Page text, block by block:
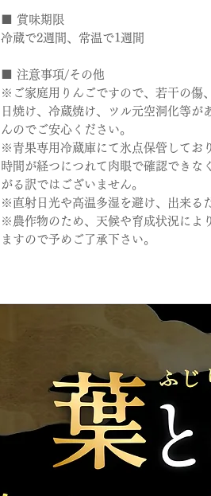
■ 賞味期限
冷蔵で2週間、常温で1週間
■ 注意事項/その他
※ご家庭用りんごですので、若干の傷
日焼け、冷蔵焼け、ツル元空洞化等が
んのでご安心ください。
※青果専用冷蔵庫にて氷点保管してお
時間が経つにつれて肉眼で確認できな
がる訳ではございません。
※直射日光や高温多湿を避け、出来る
※農作物のため、天候や育成状況によ
ますので予めご了承下さい。